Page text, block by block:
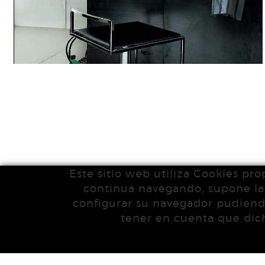
Este sitio web utiliza Cookies
continua navegando, supone
configurar su navegador
tener en cuenta que